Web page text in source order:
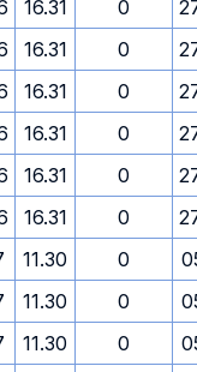
16.31 0
16.31 0
16.31 0
16.31 0
16.31 0
16.31 0
11.30 0
11.30 0
11.30 0